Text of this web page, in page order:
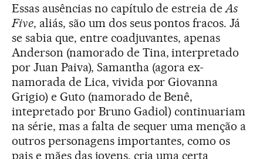
Essas ausências no capítulo de estreia deAs
Five, aliás, são um dos seus pontos fracos. Já
se sabia que, entre coadjuvantes, apenas
Anderson (namorado de Tina, interpretado
por Juan Paiva), Samantha (agora ex-
namorada de Lica, vivida por Giovanna
Grigio) e Guto (namorado de Benê,
intepretado por Bruno Gadiol) continuariam
na série, mas a falta de sequer uma menção a
outros personagens importantes, como os
pais e mães das jovens, cria uma certa